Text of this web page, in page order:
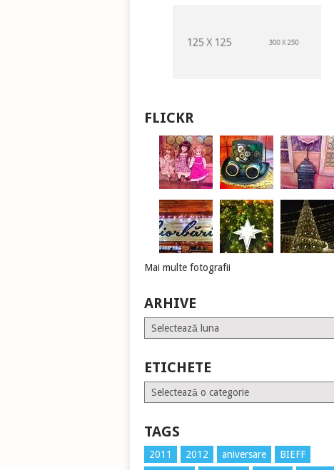
FLICKR
Mai multe fotografii
ARHIVE
Arhive
ETICHETE
Etichete
TAGS
2011 2012 aniversare
BIEFF